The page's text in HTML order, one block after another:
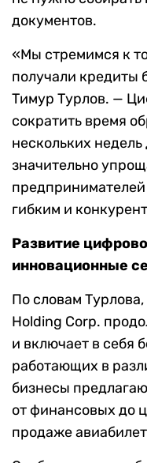
документов.
«Мы стремимся к
получали кредиты
Тимур Турлов. —
сократить время
нескольких недель
значительно
предпринимателей
гибким и
Развитие
инновационные
По словам Турлова,
Holding Corp.
и включает в себя
работающих в
бизнесы
от финансовых до
продаже